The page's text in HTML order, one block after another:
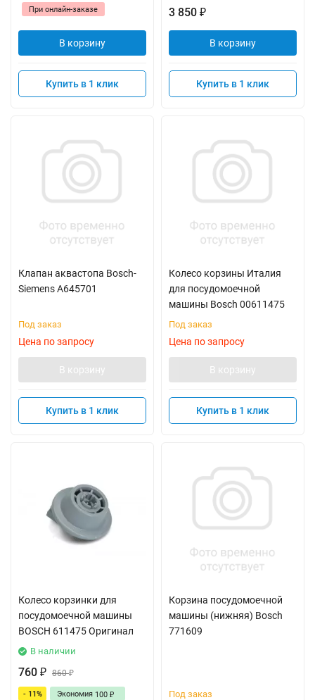
При онлайн-заказе
В корзину
Купить в 1 клик
3 850 ₽
В корзину
Купить в 1 клик
Клапан аквастопа Bosch-
Siemens A645701
Под заказ
Цена по запросу
В корзину
Купить в 1 клик
Колесо корзины Италия
для посудомоечной
машины Bosch 00611475
Под заказ
Цена по запросу
В корзину
Купить в 1 клик
Колесо корзинки для
посудомоечной машины
BOSCH 611475 Оригинал
В наличии
760 ₽ 860₽
- 11% Экономия 100 ₽
Корзина посудомоечной
машины (нижняя) Bosch
771609
Под заказ